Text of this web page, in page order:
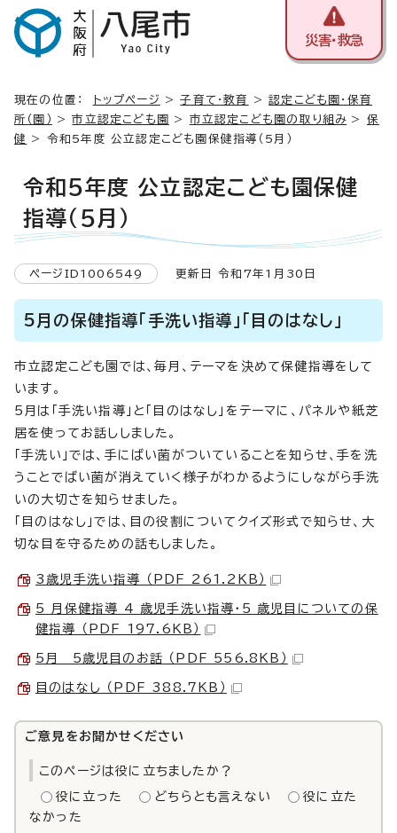
災害・救急
現在の位置： トップページ >子育て・教育 >認定こども園・保育
所（園）
>市立認定こども園 > 市立認定こども園の取り組み > 保
健
> 令和5年度 公立認定こども園保健指導（5月）
令和5年度 公立認定こども園保健
指導（5月）
ページID1006549 更新日 令和7年1月30日
5月の保健指導「手洗い指導」「目のはなし」
市立認定こども園では、毎月、テーマを決めて保健指導をして
います。
5月は「手洗い指導」と「目のはなし」をテーマに、パネルや紙芝
居を使ってお話ししました。
「手洗い」では、手にばい菌がついていることを知らせ、手を洗
うことでばい菌が消えていく様子がわかるようにしながら手洗
いの大切さを知らせました。
「目のはなし」では、目の役割についてクイズ形式で知らせ、大
切な目を守るための話もしました。
3歳児手洗い指導 （PDF 261.2KB）
5 月保健指導 4 歳児手洗い指導・5 歳児目についての保
健指導 （PDF 197.6KB）
5月 5歳児目のお話 （PDF 556.8KB）
目のはなし （PDF 388.7KB）
ご意見をお聞かせください
このページは役に立ちましたか？
役に立った どちらとも言えない
役に立た
なかった